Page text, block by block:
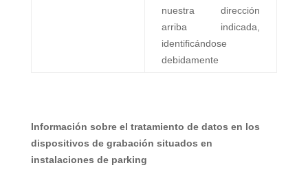
nuestra dirección
arriba indicada,
identificándose
debidamente
Información sobre el tratamiento de datos en los
dispositivos de grabación situados en
instalaciones de parking